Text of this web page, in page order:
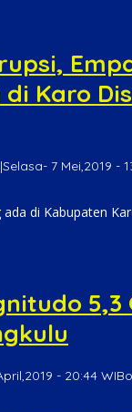
Karo
|Selasa- 7 Mei,2019 -
ada di Kabupaten
5,3
- 20:44 WIB